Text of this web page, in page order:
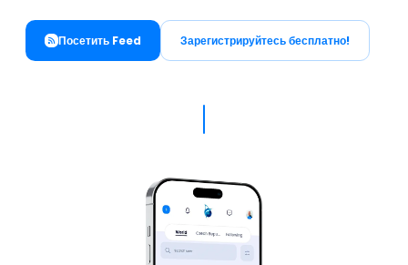
Посетить Feed Зарегистрируйтесь бесплатно!